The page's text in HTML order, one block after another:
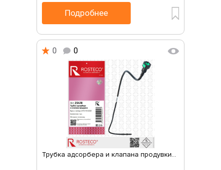
Подробнее
0 0
Трубка адсорбера и клапана продувки...